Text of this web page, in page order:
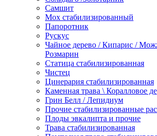
Самшит
Мох стабилизированный
Папоротник
Рускус
Чайное дерево / Кипарис /
Розмарин
Статица стабилизированная
Чистец
Цинерария стабилизированная
Каменная трава \ Коралловое
Грин Белл / Лепидиум
Прочие стабилизированные
Плоды эвкалипта и прочие
Трава стабилизированная